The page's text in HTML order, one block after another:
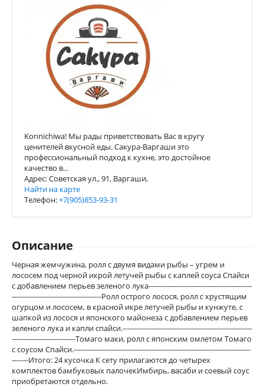
Konnichiwa! Мы рады приветствовать Вас в кругу
ценителей вкусной еды. Сакура-Варгаши это
профессиональный подход к кухне, это достойное
качество в...
Адрес: Советская ул., 91, Варгаши,
Найти на карте
Телефон:+7(905)853-93-31
Описание
Черная жемчужина, ролл с двумя видами рыбы – угрем и
лососем под черной икрой летучей рыбы с каплей соуса Спайси
с добавлением перьев зеленого лука--------------------------------------------
--------------------------------------Ролл острого лосося, ролл с хрустящим
огурцом и лососем, в красной икре летучей рыбы и кунжуте, с
шапкой из лосося и японского майонеза с добавлением перьев
зеленого лука и капли спайси.-------------------------------------------------------
---------------------------Томаго маки, ролл с японским омлетом Томаго
с соусом Спайси.---------------------------------------------------------------------------
-------Итого: 24 кусочка К сету прилагаются до четырех
комплектов бамбуковых палочекИмбирь, васаби и соевый соус
приобретаются отдельно.